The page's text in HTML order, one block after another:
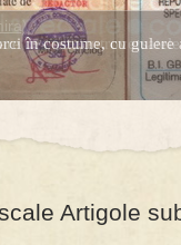
în costume, cu gulere
despre
Artigole